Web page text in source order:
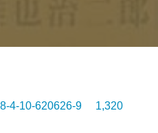
4-10-620626-9 1,320